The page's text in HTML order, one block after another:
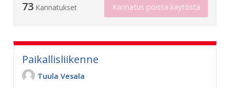
73 Kannatukset Kannatus poissa käytöstä
Paikallisliikenne
Tuula Vesala